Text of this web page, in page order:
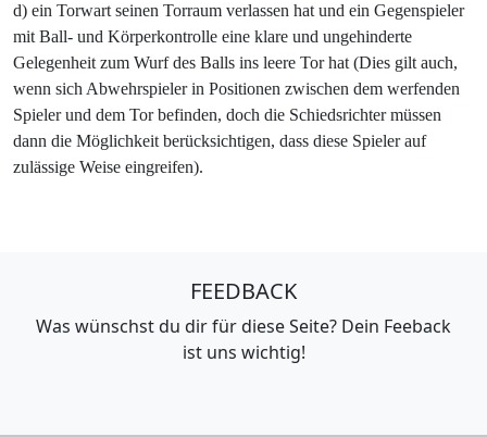
d) ein Torwart seinen Torraum verlassen hat und ein Gegenspieler
mit Ball- und Körperkontrolle eine klare und ungehinderte
Gelegenheit zum Wurf des Balls ins leere Tor hat (Dies gilt auch,
wenn sich Abwehrspieler in Positionen zwischen dem werfenden
Spieler und dem Tor befinden, doch die Schiedsrichter müssen
dann die Möglichkeit berücksichtigen, dass diese Spieler auf
zulässige Weise eingreifen).
FEEDBACK
Was wünschst du dir für diese Seite? Dein Feeback
ist uns wichtig!